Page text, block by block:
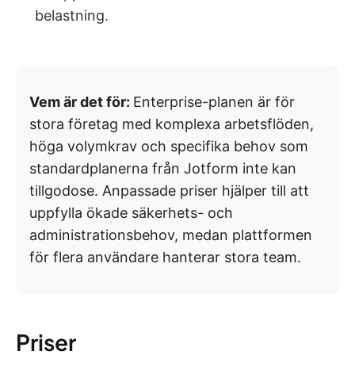
belastning.
Vem är det för: Enterprise-planen är för
stora företag med komplexa arbetsflöden,
höga volymkrav och specifika behov som
standardplanerna från Jotform inte kan
tillgodose. Anpassade priser hjälper till att
uppfylla ökade säkerhets- och
administrationsbehov, medan plattformen
för flera användare hanterar stora team.
Priser